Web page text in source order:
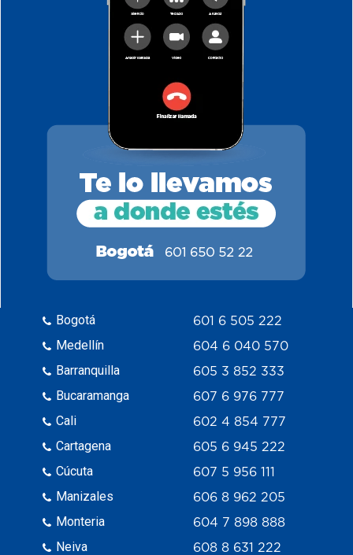
Bogotá
Medellín
Barranquilla
Bucaramanga
Cali
Cartagena
Cúcuta
Manizales
Monteria
Neiva
601 6 505 222
604 6 040 570
605 3 852 333
607 6 976 777
602 4 854 777
605 6 945 222
607 5 956 111
606 8 962 205
604 7 898 888
608 8 631 222